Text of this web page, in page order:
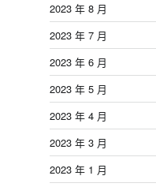
2023 年 8 月
2023 年 7 月
2023 年 6 月
2023 年 5 月
2023 年 4 月
2023 年 3 月
2023 年 1 月